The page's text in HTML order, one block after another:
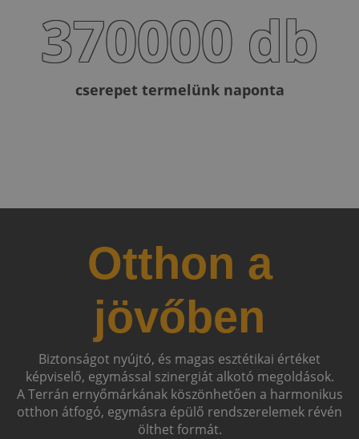
370000 db
cserepet termelünk naponta
Otthon a
jövőben
Biztonságot nyújtó, és magas esztétikai értéket
képviselő, egymással szinergiát alkotó megoldások.
A Terrán ernyőmárkának köszönhetően a harmonikus
otthon átfogó, egymásra épülő rendszerelemek révén
ölthet formát.